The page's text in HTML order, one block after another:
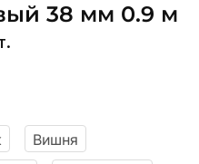
38 мм 0.9 м
Вишня